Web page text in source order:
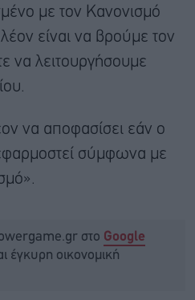
με τον Κανονισμό
είναι να βρούμε τον
να λειτουργήσουμε
να αποφασίσει εάν ο
σύμφωνα με
στο Google
έγκυρη οικονομική